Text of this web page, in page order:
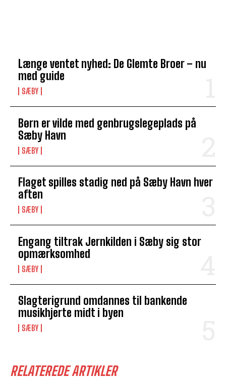
Længe ventet nyhed: De Glemte Broer – nu
med guide
SÆBY
Børn er vilde med genbrugslegeplads på
Sæby Havn
SÆBY
Flaget spilles stadig ned på Sæby Havn hver
aften
SÆBY
Engang tiltrak Jernkilden i Sæby sig stor
opmærksomhed
SÆBY
Slagterigrund omdannes til bankende
musikhjerte midt i byen
SÆBY
RELATEREDE ARTIKLER